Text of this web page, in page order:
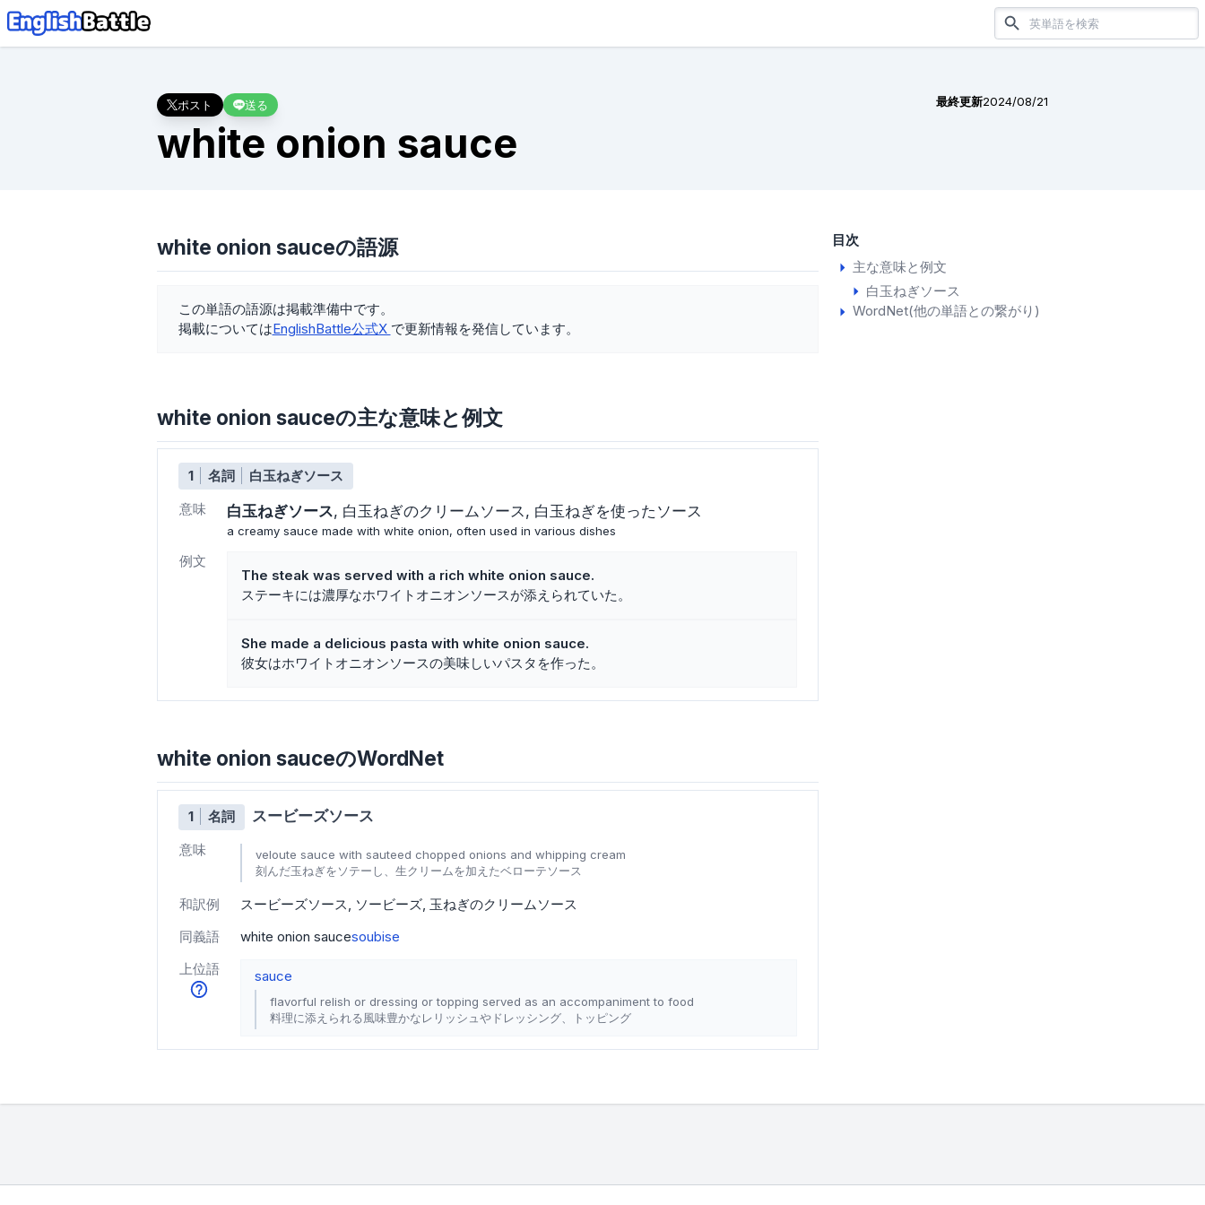
ポスト 送る 最終更新2024/08/21
white onion sauce
目次
主な意味と例文
白玉ねぎソース
WordNet(他の単語との繋がり)
white onion sauceの語源
この単語の語源は掲載準備中です。
掲載についてはEnglishBattle公式X で更新情報を発信しています。
white onion sauceの主な意味と例文
1 名詞
白玉ねぎソース
意味
白玉ねぎソース 白玉ねぎのクリームソース 白玉ねぎを使ったソース
a creamy sauce made with white onion, often used in various dishes
例文
The steak was served with a rich white onion sauce.
ステーキには濃厚なホワイトオニオンソースが添えられていた。
She made a delicious pasta with white onion sauce.
彼女はホワイトオニオンソースの美味しいパスタを作った。
white onion sauceのWordNet
1 名詞 スービーズソース
意味
veloute sauce with sauteed chopped onions and whipping cream
刻んだ玉ねぎをソテーし、生クリームを加えたベローテソース
和訳例 スービーズソース ソービーズ 玉ねぎのクリームソース
同義語
white onion saucesoubise
上位語
sauce
flavorful relish or dressing or topping served as an accompaniment to food
料理に添えられる風味豊かなレリッシュやドレッシング、トッピング